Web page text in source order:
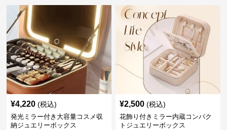
¥4,220 (税込)
発光ミラー付き大容量コスメ収
納ジュエリーボックス
¥2,500 (税込)
花飾り付きミラー内蔵コンパク
トジュエリーボックス